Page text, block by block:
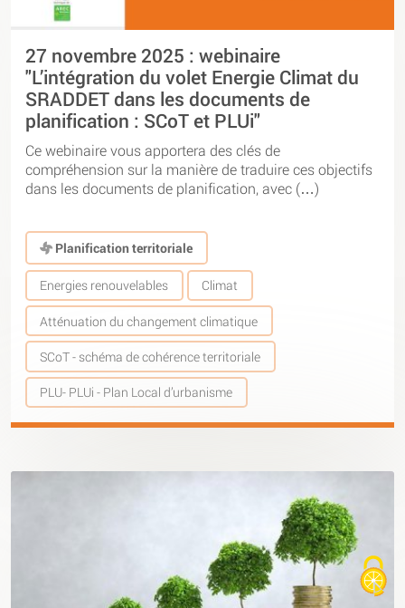
27 novembre 2025 : webinaire
"L’intégration du volet Energie Climat du
SRADDET dans les documents de
planification : SCoT et PLUi"
Ce webinaire vous apportera des clés de
compréhension sur la manière de traduire ces objectifs
dans les documents de planification, avec (…)
Planification territoriale
Energies renouvelables Climat
Atténuation du changement climatique
SCoT - schéma de cohérence territoriale
PLU- PLUi - Plan Local d’urbanisme